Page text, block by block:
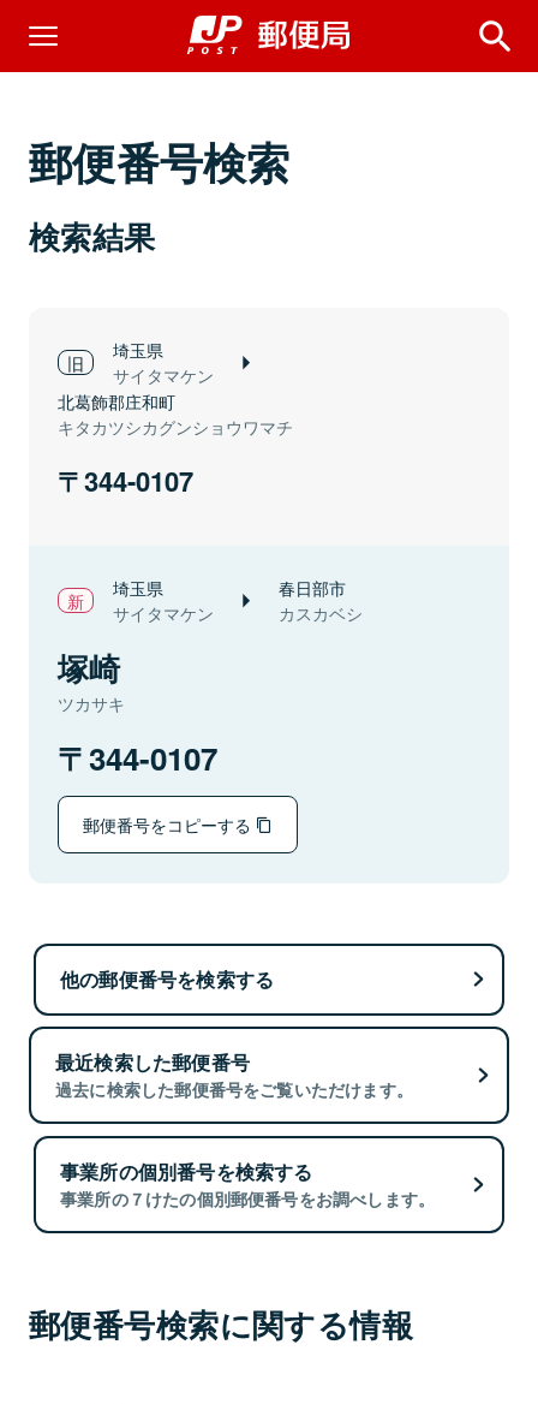
郵便番号検索
検索結果
埼玉県
サイタマケン
北葛飾郡庄和町
キタカツシカグンショウワマチ
344-0107
埼玉県
サイタマケン
春日部市
カスカベシ
塚崎
ツカサキ
344-0107
郵便番号をコピーする
他の郵便番号を検索する
最近検索した郵便番号
過去に検索した郵便番号をご覧いただけます。
事業所の個別番号を検索する
事業所の７けたの個別郵便番号をお調べします。
郵便番号検索に関する情報